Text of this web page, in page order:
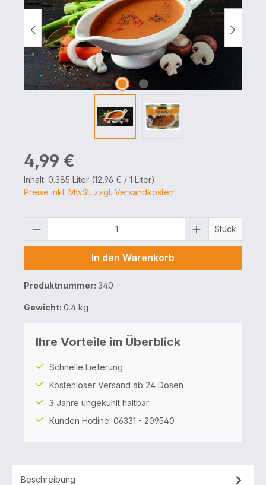
Regulärer Preis:
4,99 €
Inhalt: 0.385 Liter (12,96 € / 1 Liter)
Preise inkl. MwSt. zzgl. Versandkosten
Produkt Anzahl: Gib den Stück
In den Warenkorb
Produktnummer: 340
Gewicht: 0.4 kg
Ihre Vorteile im Überblick
Schnelle Lieferung
Kostenloser Versand ab 24 Dosen
3 Jahre ungekühlt haltbar
Kunden Hotline: 06331 - 209540
Beschreibung